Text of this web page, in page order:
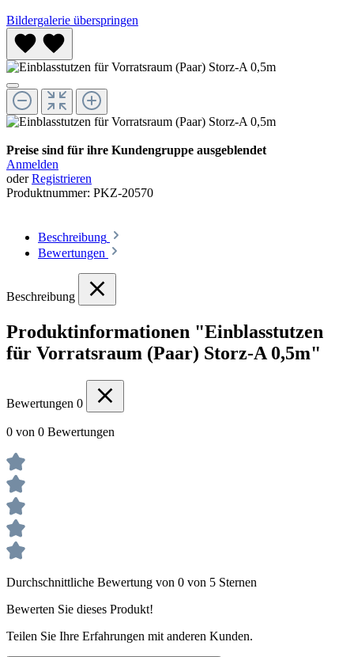
Bildergalerie überspringen
Preise sind für ihre Kundengruppe ausgeblendet
Anmelden
oderRegistrieren
Produktnummer: PKZ-20570
Beschreibung
Bewertungen
Beschreibung
Produktinformationen "Einblasstutzen
für Vorratsraum (Paar) Storz-A 0,5m"
Bewertungen 0
0 von 0 Bewertungen
Durchschnittliche Bewertung von 0 von 5 Sternen
Bewerten Sie dieses Produkt!
Teilen Sie Ihre Erfahrungen mit anderen Kunden.